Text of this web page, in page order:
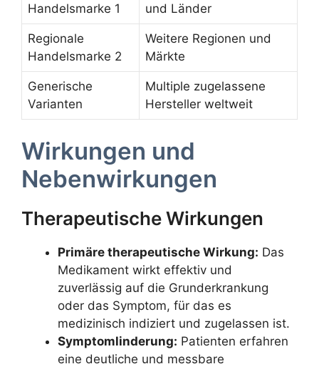
Handelsmarke 1
und Länder
Regionale
Handelsmarke 2
Weitere Regionen und
Märkte
Generische
Varianten
Multiple zugelassene
Hersteller weltweit
Wirkungen und
Nebenwirkungen
Therapeutische Wirkungen
Primäre therapeutische Wirkung: Das
Medikament wirkt effektiv und
zuverlässig auf die Grunderkrankung
oder das Symptom, für das es
medizinisch indiziert und zugelassen ist.
Symptomlinderung: Patienten erfahren
eine deutliche und messbare